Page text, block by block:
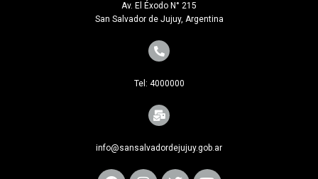
Av. El Éxodo N° 215
San Salvador de Jujuy, Argentina
Tel: 4000000
info@sansalvadordejujuy.gob.ar